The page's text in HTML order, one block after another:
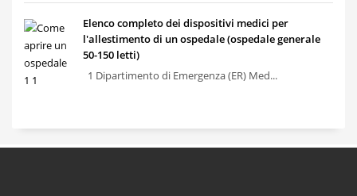
Elenco completo dei dispositivi medici per
l'allestimento di un ospedale (ospedale generale
50-150 letti)
1 Dipartimento di Emergenza (ER) Med...